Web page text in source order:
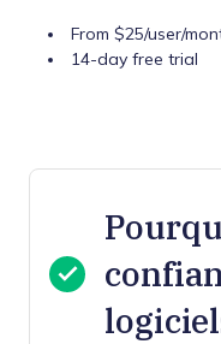
From $25/user/
14-day free trial